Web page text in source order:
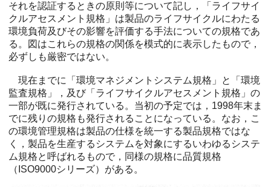
それを認証するときの原則等について記し，「ライフサイ
クルアセスメント規格」は製品のライフサイクルにわたる
環境負荷及びその影響を評価する手法についての規格であ
る。図はこれらの規格の関係を模式的に表示したもので，
必ずしも厳密ではない。
現在までに「環境マネジメントシステム規格」と「環境
監査規格」，及び「ライフサイクルアセスメント規格」の
一部が既に発行されている。当初の予定では，1998年末ま
でに残りの規格も発行されることになっている。なお，こ
の環境管理規格は製品の仕様を統一する製品規格ではな
く，製品を生産するシステムを対象にするいわゆるシステ
ム規格と呼ばれるもので，同様の規格に品質規格
（ISO9000シリーズ）がある。